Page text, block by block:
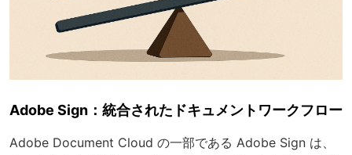
Adobe Sign：統合されたドキュメントワークフロー
Adobe Document Cloud の一部である Adobe Sign は、